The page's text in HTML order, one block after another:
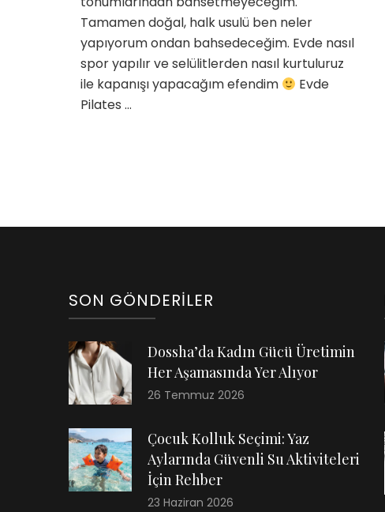
Tamamen doğal, halk usulü ben neler
yapıyorum ondan bahsedeceğim. Evde nasıl
spor yapılır ve selülitlerden nasıl kurtuluruz
ile kapanışı yapacağım efendim
Evde
Pilates …
SON GÖNDERILER
Dossha’da Kadın Gücü Üretimin
Her Aşamasında Yer Alıyor
26 Temmuz 2026
Çocuk Kolluk Seçimi: Yaz
Aylarında Güvenli Su Aktiviteleri
İçin Rehber
23 Haziran 2026